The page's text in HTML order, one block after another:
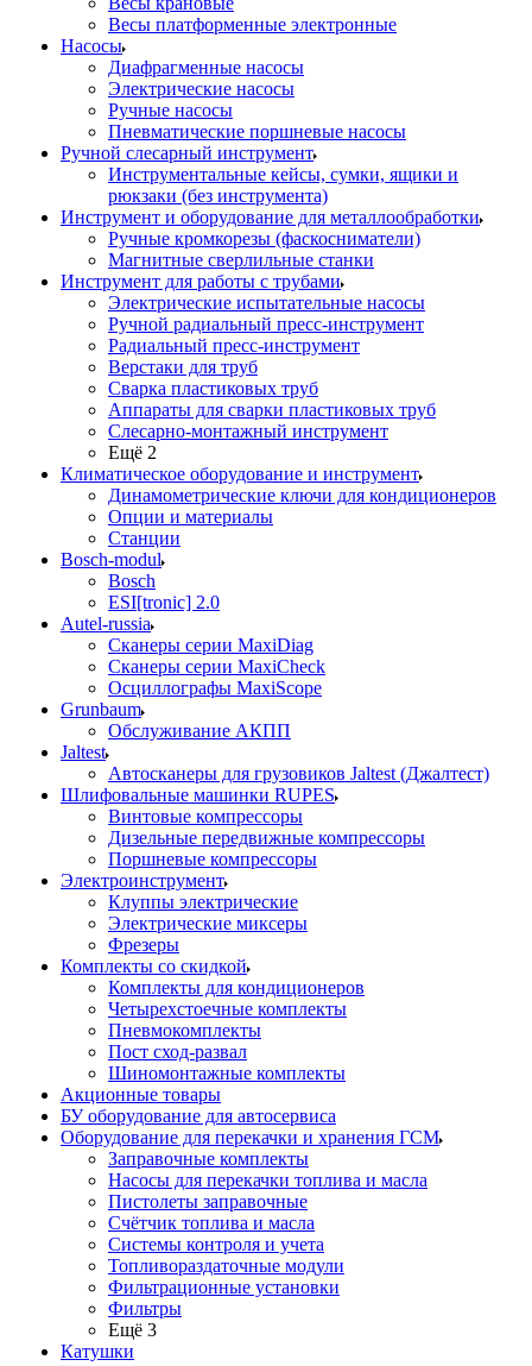
Весы платформенные электронные
Насосы
Диафрагменные насосы
Электрические насосы
Ручные насосы
Пневматические поршневые насосы
Ручной слесарный инструмент
Инструментальные кейсы, сумки, ящики и
рюкзаки (без инструмента)
Инструмент и оборудование для металлообработки
Ручные кромкорезы (фаскосниматели)
Магнитные сверлильные станки
Инструмент для работы с трубами
Электрические испытательные насосы
Ручной радиальный пресс-инструмент
Радиальный пресс-инструмент
Верстаки для труб
Сварка пластиковых труб
Аппараты для сварки пластиковых труб
Слесарно-монтажный инструмент
Ещё 2
Климатическое оборудование и инструмент
Динамометрические ключи для кондиционеров
Опции и материалы
Станции
Bosch-modul
Bosch
ESI[tronic] 2.0
Autel-russia
Сканеры серии MaxiDiag
Сканеры серии MaxiCheck
Осциллографы MaxiScope
Grunbaum
Обслуживание АКПП
Jaltest
Автосканеры для грузовиков Jaltest (Джалтест)
Шлифовальные машинки RUPES
Винтовые компрессоры
Дизельные передвижные компрессоры
Поршневые компрессоры
Электроинструмент
Клуппы электрические
Электрические миксеры
Фрезеры
Комплекты со скидкой
Комплекты для кондиционеров
Четырехстоечные комплекты
Пневмокомплекты
Пост сход-развал
Шиномонтажные комплекты
Акционные товары
БУ оборудование для автосервиса
Оборудование для перекачки и хранения ГСМ
Заправочные комплекты
Насосы для перекачки топлива и масла
Пистолеты заправочные
Счётчик топлива и масла
Системы контроля и учета
Топливораздаточные модули
Фильтрационные установки
Фильтры
Ещё 3
Катушки